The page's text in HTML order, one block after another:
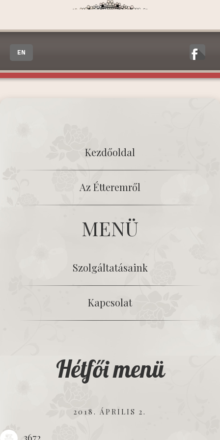
EN
Kezdőoldal
Az Étteremről
MENÜ
Szolgáltatásaink
Kapcsolat
Hétfői menü
2018. ÁPRILIS 2.
3672